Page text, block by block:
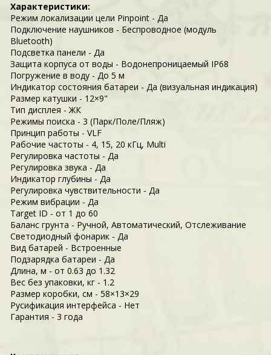
Характеристики:
Режим локализации цели Pinpoint - Да
Подключение наушников - Беспроводное (модуль
Bluetooth)
Подсветка панели - Да
Защита корпуса от воды - Водонепроницаемый IP68
Погружение в воду - До 5 м
Индикатор состояния батареи - Да (визуальная индикация)
Размер катушки - 12×9"
Тип дисплея - ЖК
Режимы поиска - 3 (Парк/Поле/Пляж)
Принцип работы - VLF
Рабочие частоты - 4, 15, 20 кГц, Multi
Регулировка частоты - Да
Регулировка звука - Да
Индикатор глубины - Да
Регулировка чувствительности - Да
Режим вибрации - Да
Target ID - от 1 до 60
Баланс грунта - Ручной, Автоматический, Отслеживание
Светодиодный фонарик - Да
Вид батарей - Встроенные
Подзарядка батареи - Да
Длина, м - от 0.63 до 1.32
Вес без упаковки, кг - 1.2
Размер коробки, см - 58×13×29
Русификация интерфейса - Нет
Гарантия - 3 года